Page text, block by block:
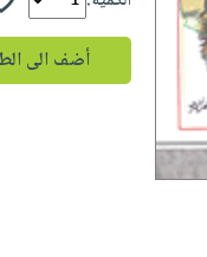
أضف الى